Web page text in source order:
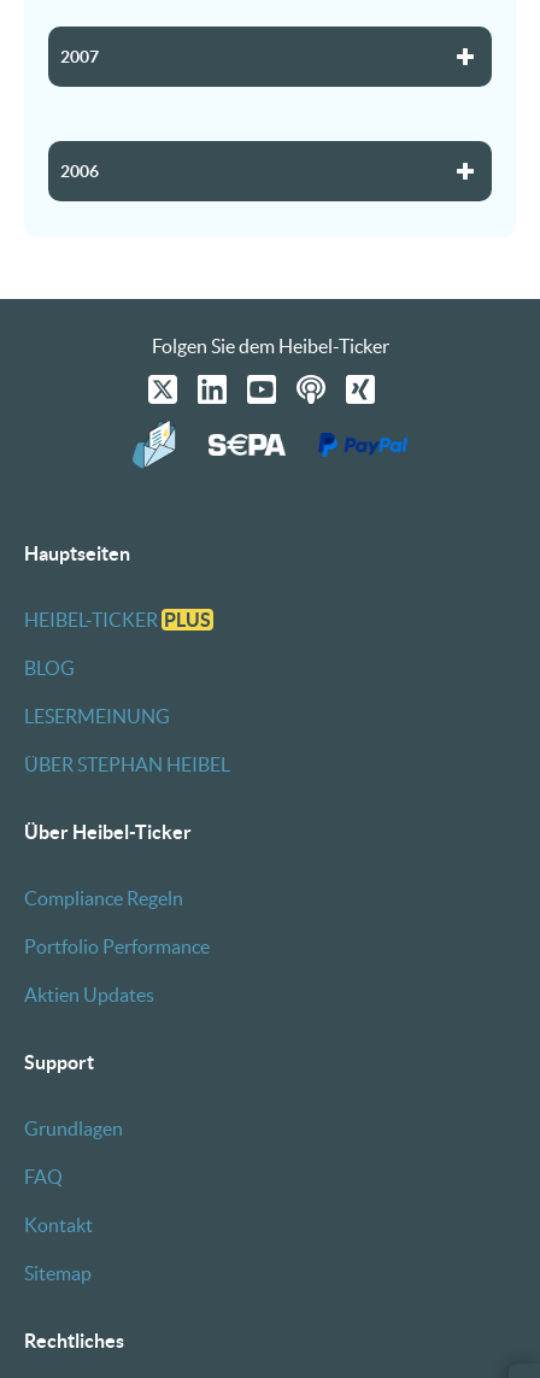
2007
2006
Folgen Sie dem Heibel-Ticker
Hauptseiten
HEIBEL-TICKER PLUS
BLOG
LESERMEINUNG
ÜBER STEPHAN HEIBEL
Über Heibel-Ticker
Compliance Regeln
Portfolio Performance
Aktien Updates
Support
Grundlagen
FAQ
Kontakt
Sitemap
Rechtliches